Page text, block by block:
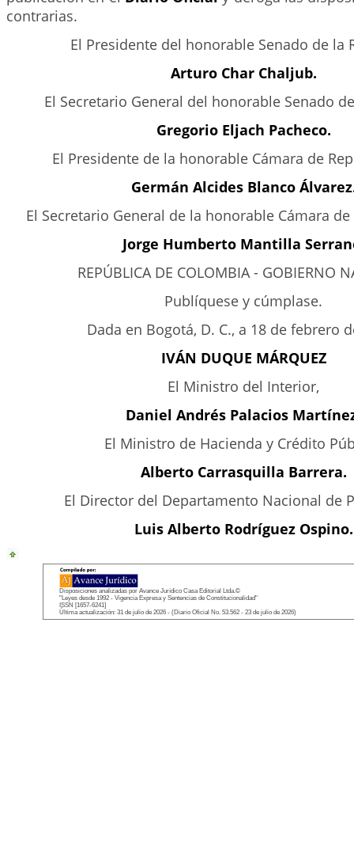
contrarias.
El Presidente del honorable Senado de la
Arturo Char Chaljub.
El Secretario General del honorable Senado
Gregorio Eljach Pacheco.
El Presidente de la honorable Cámara de
Germán Alcides Blanco
El Secretario General de la honorable Cámara
Jorge Humberto Mantilla
REPÚBLICA DE COLOMBIA - GOBIERNO
Publíquese y cúmplase.
Dada en Bogotá, D. C., a 18 de febrero
IVÁN DUQUE MÁRQUEZ
El Ministro del Interior,
Daniel Andrés Palacios
El Ministro de Hacienda y Crédito
Alberto Carrasquilla Barrera.
El Director del Departamento Nacional de
Luis Alberto Rodríguez Ospino.
Disposiciones analizadas por Avance Jurídico Casa Editorial Ltda.©
"Leyes desde 1992 - Vigencia Expresa y Sentencias de Constitucionalidad"
ISSN [1657-6241]
Última actualización: 31 de julio de 2026 - (Diario Oficial No. 53.562 - 23 de julio de 2026)